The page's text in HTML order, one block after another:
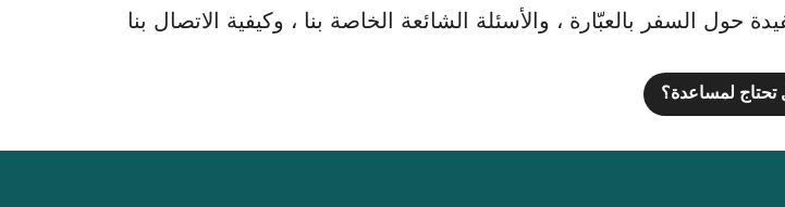
السفر بالعبّارة ، والأسئلة الشائعة الخاصة بنا ، وكيفية الاتصال بنا
تحتاج لمساعدة؟